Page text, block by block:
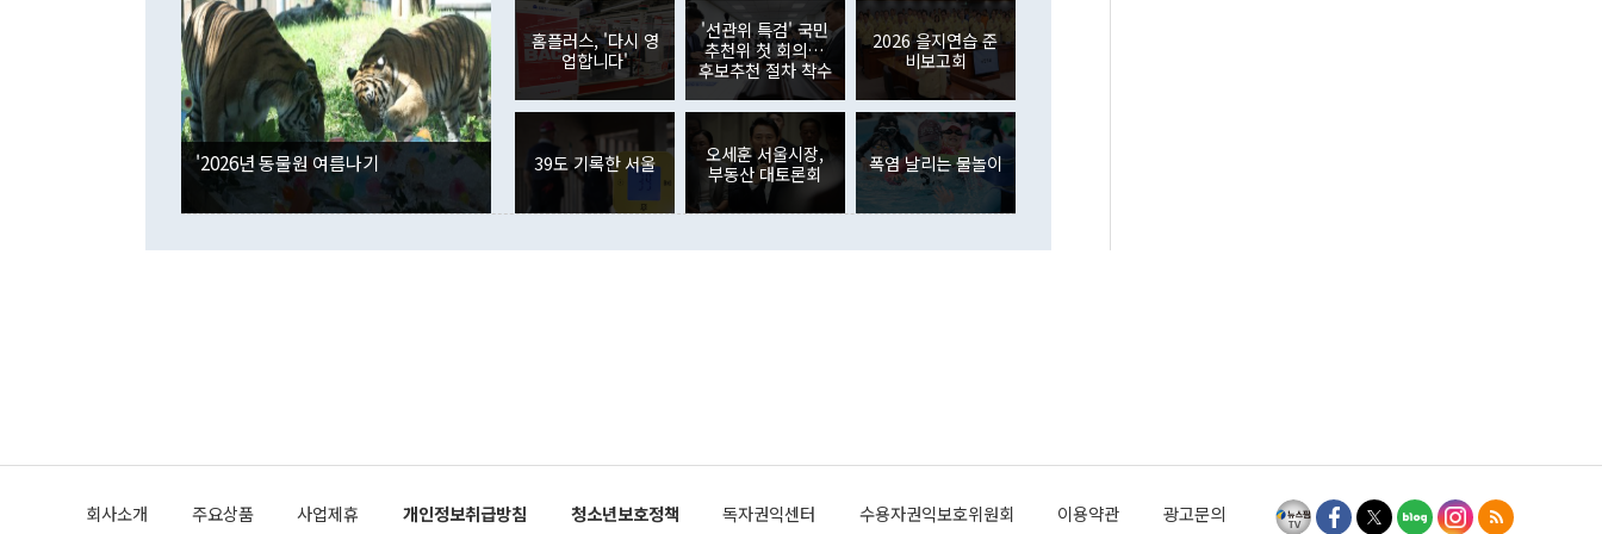
며 "정부 차원에서 (참석을) 검토하고 있다"고 발언한 데 대해서도 조 장관
은 "그것은 외교부의 몫"이라며 "아직 거기까지 진도가 나가지 않았다"고
잘랐다. 정 장관이 이날 소개한 대북 구상과 설명은 정부 내 조율을 거치지
않았다는 점에서 문제가 있다. 특히 주적 표현 대체와 국호 사용, 9·19 군
사합의 복원, 4자회담 추진 등은 통일부 장관이 결정할 사안이 아니어서 월
권이라는 지적이 나오고 있다. 이 대통령은 정 장관의 업무보고를 듣고 난
뒤 "여기 업무보고에 발표했다고 승인난 건 아니다"라고 재차 확인했다. 정
부의 한 소식통은 "정 장관의 발언 내용은 대부분 국가안전보장회의(NSC)
를 거쳐 결정된 사안이 아닌 정 장관의 개인적 생각에 가깝다"며 "안보 관
련 부처 장관이 정부의 공식 정책이 아닌 사안을 추진하겠다고 업무보고를
하고 대통령의 면전에서 '국군통수권자가 나서야 한다'고 주장한 것은 심각
이나 미국은 북한에 선비핵화를 공식적으로 요구한 적이 없기 때문이다. 지
공하는 방식으로 이뤄졌다. 1994년 북·미 제네바 기본합의는 핵시설 동결
인의 해외투자가 80억1000만달러, 외국인의 국내투자가 46억3000만달러
각각 증가했다. 증권투자에서는 외국인의 국내 주식 매도세가 이어졌다. 외
국인의 국내 주식 투자는 차익실현 매도 등의 영향으로 316억1000만달러
감소하며 전월(-310억5000만달러)에 이어 역대 최대 순매도 기록을 다시
경신했다. 외국인의 국내 채권투자는 세계국채지수(WGBI) 자금 유입에도
분기 말 만기도래 영향으로 증가 폭이 줄어든 52억9000만달러를 기록했
다. 내국인의 해외 증권투자는 주식을 중심으로 35억6000만달러 증가했
다. eoyn2@newspim.com
'2026년 동물원 여름나기
홈플러스, '다시 영
업합니다'
'선관위 특검' 국민
추천위 첫 회의…
후보추천 절차 착수
2026 을지연습 준
비보고회
39도 기록한 서울
오세훈 서울시장,
부동산 대토론회
폭염 날리는 물놀이
회사소개 주요상품 사업제휴 개인정보취급방침 청소년보호정책 독자권익센터 수용자권익보호위원회 이용약관 광고문의